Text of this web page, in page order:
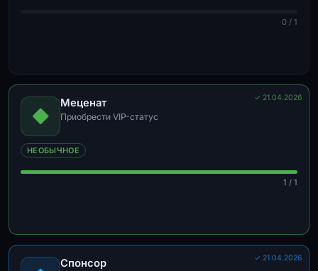
0 / 1
✓ 21.04.2026
Меценат
Приобрести VIP-статус
НЕОБЫЧНОЕ
1 / 1
✓ 21.04.2026
Спонсор